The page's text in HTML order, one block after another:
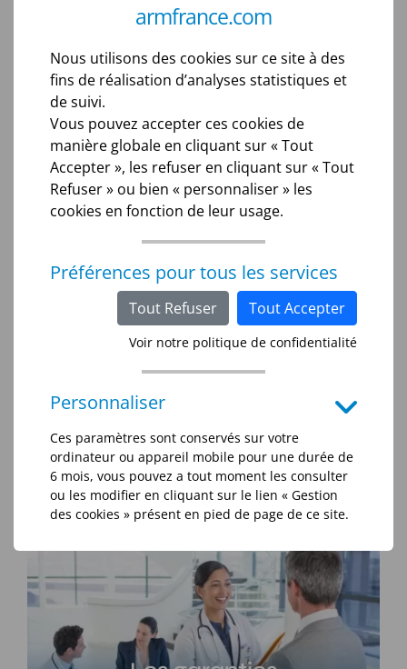
armfrance.com
Nous utilisons des cookies sur ce site à des
fins de réalisation d’analyses statistiques et
de suivi.
Vous pouvez accepter ces cookies de
manière globale en cliquant sur « Tout
Accepter », les refuser en cliquant sur « Tout
Refuser » ou bien « personnaliser » les
cookies en fonction de leur usage.
Préférences pour tous les services
Tout Refuser Tout Accepter
Voir notre politique de confidentialité
Personnaliser
Ces paramètres sont conservés sur votre
ordinateur ou appareil mobile pour une durée de
6 mois, vous pouvez a tout moment les consulter
ou les modifier en cliquant sur le lien « Gestion
des cookies » présent en pied de page de ce site.
(ou téléthorax)
Cet examen est d’un grand intérêt médical et
préventif. Il permet le dépistage d’éventuelles
pathologies pulmonaires.
L’échodoppler carotidien
et des membres inférieurs.
La technique d’imagerie de l’échodoppler permet
d’explorer le réseau artériel et veineux afin d’aider
au diagnostic d’éventuelles thromboses,
artériopathies, phlébites, anévrismes, varices…